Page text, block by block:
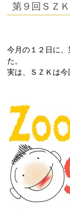
第９回ＳＺ
今月の１２日に、
た。
実は、ＳＺＫは今